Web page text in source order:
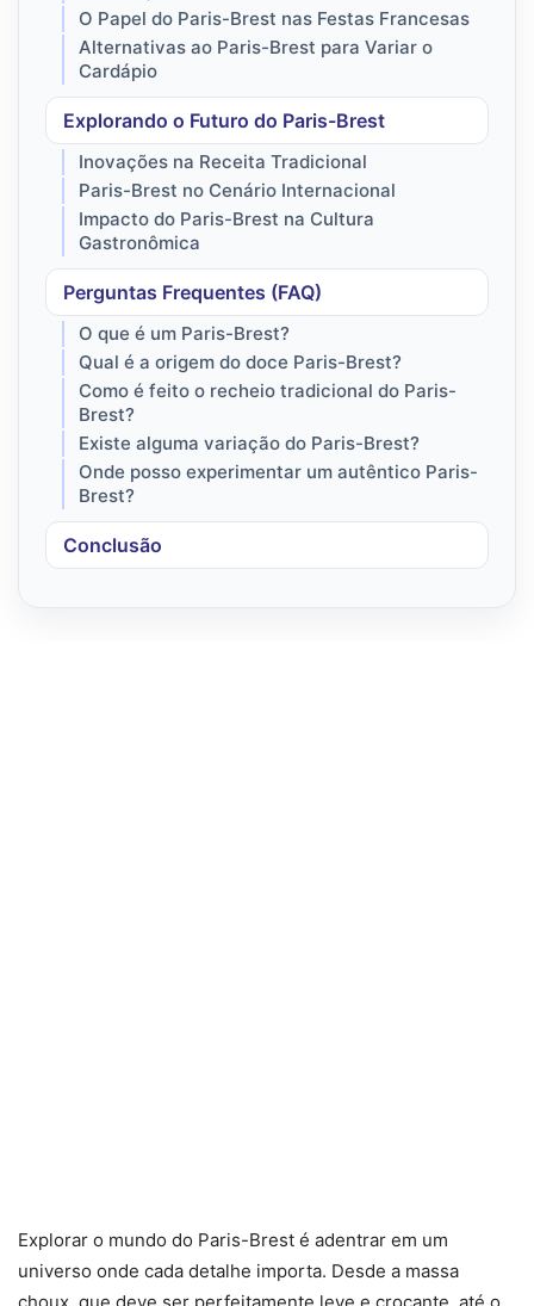
O Papel do Paris-Brest nas Festas Francesas
Alternativas ao Paris-Brest para Variar o
Cardápio
Explorando o Futuro do Paris-Brest
Inovações na Receita Tradicional
Paris-Brest no Cenário Internacional
Impacto do Paris-Brest na Cultura
Gastronômica
Perguntas Frequentes (FAQ)
O que é um Paris-Brest?
Qual é a origem do doce Paris-Brest?
Como é feito o recheio tradicional do Paris-
Brest?
Existe alguma variação do Paris-Brest?
Onde posso experimentar um autêntico Paris-
Brest?
Conclusão
Explorar o mundo do Paris-Brest é adentrar em um
universo onde cada detalhe importa. Desde a massa
choux, que deve ser perfeitamente leve e crocante, até o